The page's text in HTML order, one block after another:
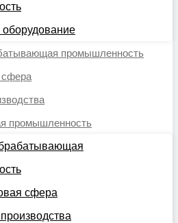
промышленность
сфера
промышленность
сфера